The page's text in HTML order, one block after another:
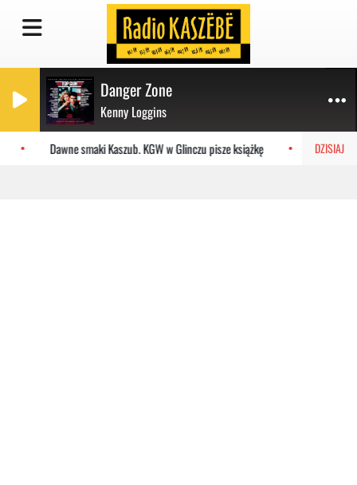
Danger Zone
Kenny Loggins
DZISIAJ
Dawne smaki Kaszub. KGW w Glinczu pisze książkę I liga: